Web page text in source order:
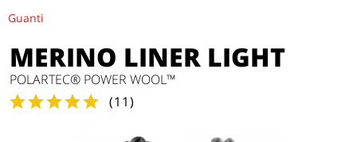
Guanti
MERINO LINER LIGHT
POLARTEC® POWER WOOL™
(11)